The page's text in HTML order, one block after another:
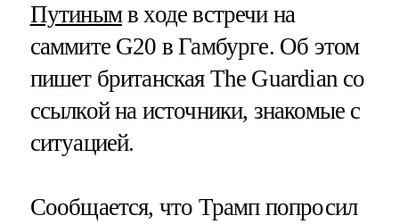
Путинымв ходе встречи на
саммите G20 в Гамбурге. Об этом
пишет британская The Guardian со
ссылкой на источники, знакомые с
ситуацией.
Сообщается, что Трамп попросил